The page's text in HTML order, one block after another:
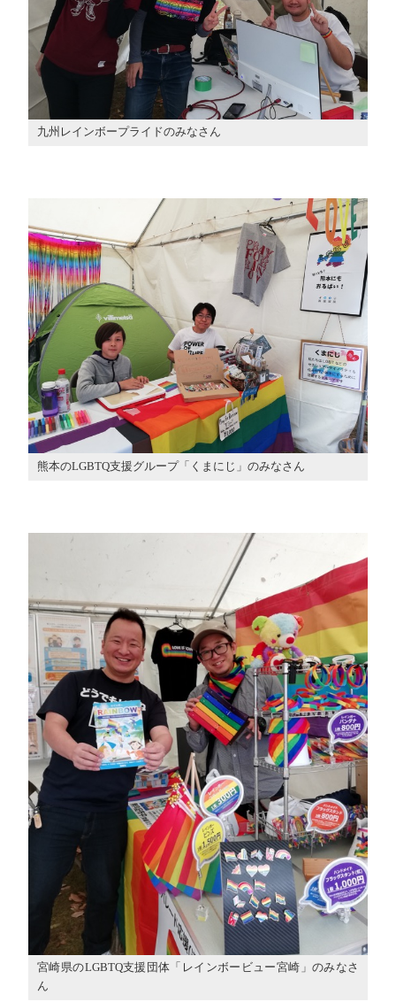
九州レインボープライドのみなさん
熊本のLGBTQ支援グループ「くまにじ」のみなさん
宮崎県のLGBTQ支援団体「レインボービュー宮崎」のみなさ
ん